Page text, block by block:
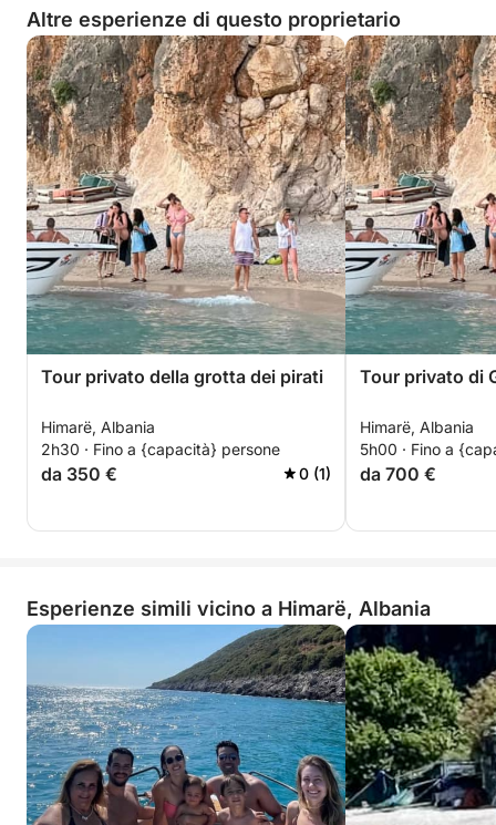
Altre esperienze di questo proprietario
Tour privato della grotta dei pirati
Himarë, Albania
2h30 · Fino a {capacità} persone
da 350 € 0 (1)
Tour privato di
Himarë, Albania
5h00 · Fino a
da 700 €
Esperienze simili vicino a Himarë, Albania